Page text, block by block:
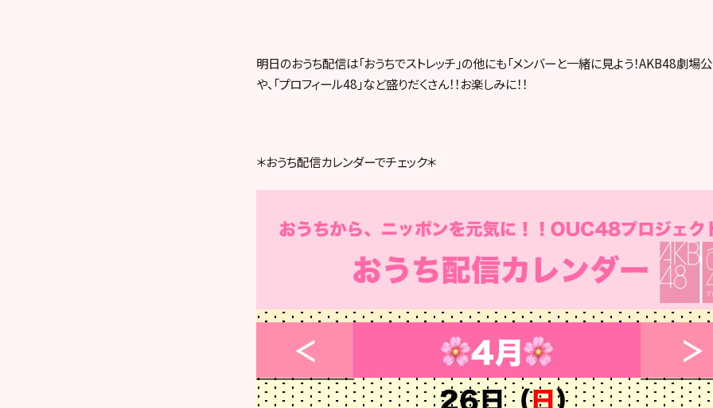
明日のおうち配信は「おうちでストレッチ」の他にも「メンバーと一緒に見よう！AKB48劇
や、「プロフィール48」など盛りだくさん！！お楽しみに！！
＊おうち配信カレンダーでチェック＊